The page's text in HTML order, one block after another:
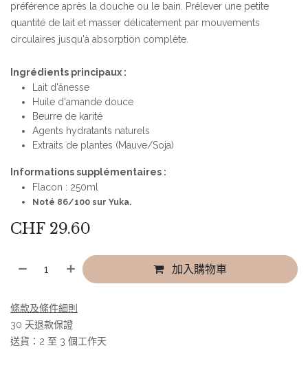
préférence après la douche ou le bain. Prélever une petite
quantité de lait et masser délicatement par mouvements
circulaires jusqu'à absorption complète.
Ingrédients principaux :
Lait d'ânesse
Huile d'amande douce
Beurre de karité
Agents hydratants naturels
Extraits de plantes (Mauve/Soja)
Informations supplémentaires :
Flacon : 250ml
Noté 86/100 sur Yuka.
CHF 29.60
加入購物車
條款及條件細則
30 天退款保證
送貨：2 至 3 個工作天